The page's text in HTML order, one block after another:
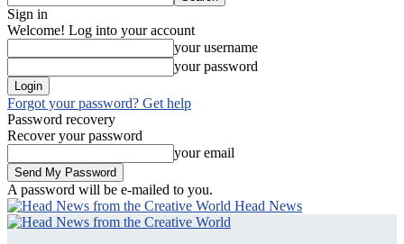
Sign in
Welcome! Log into your account
your username
your password
Forgot your password? Get help
Password recovery
Recover your password
your email
A password will be e-mailed to you.
Head News